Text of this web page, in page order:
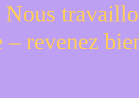
– revenez